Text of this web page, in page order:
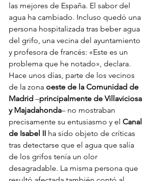
las mejores de España. El sabor del
agua ha cambiado. Incluso quedó una
persona hospitalizada tras beber agua
del grifo, una vecina del ayuntamiento
y profesora de francés: «Este es un
problema que he notado», declara.
Hace unos días, parte de los vecinos
de la zona oeste de la Comunidad de
Madrid –principalmente de Villaviciosa
y Majadahonda– no mostraban
precisamente su entusiasmo y el Canal
de Isabel II ha sido objeto de críticas
tras detectarse que el agua que salía
de los grifos tenía un olor
desagradable. La misma persona que